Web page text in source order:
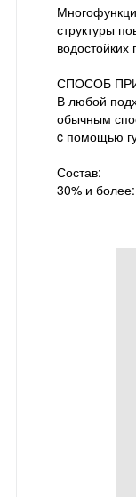
структуры
СПОСОБ
В любой
обычным
c помощью
Состав:
30% и